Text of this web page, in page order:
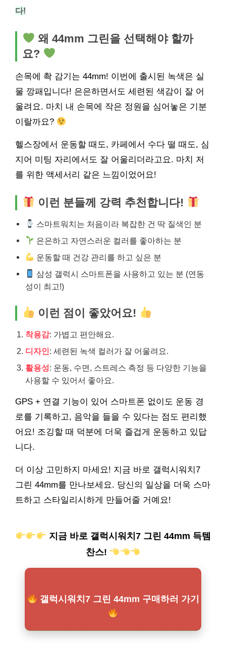
다!
왜 44mm 그린을 선택해야 할까
요?
손목에 촥 감기는 44mm! 이번에 출시된 녹색은 실
물 깡패입니다! 은은하면서도 세련된 색감이 잘 어
울려요. 마치 내 손목에 작은 정원을 심어놓은 기분
이랄까요?
헬스장에서 운동할 때도, 카페에서 수다 떨 때도, 심
지어 미팅 자리에서도 잘 어울리더라고요. 마치 저
를 위한 액세서리 같은 느낌이었어요!
이런 분들께 강력 추천합니다!
스마트워치는 처음이라 복잡한 건 딱 질색인 분
은은하고 자연스러운 컬러를 좋아하는 분
운동할 때 건강 관리를 하고 싶은 분
삼성 갤럭시 스마트폰을 사용하고 있는 분 (연동
성이 최고!)
이런 점이 좋았어요!
착용감: 가볍고 편안해요.
디자인: 세련된 녹색 컬러가 잘 어울려요.
활용성: 운동, 수면, 스트레스 측정 등 다양한 기능을
사용할 수 있어서 좋아요.
GPS + 연결 기능이 있어 스마트폰 없이도 운동 경
로를 기록하고, 음악을 들을 수 있다는 점도 편리했
어요! 조깅할 때 덕분에 더욱 즐겁게 운동하고 있답
니다.
더 이상 고민하지 마세요! 지금 바로 갤럭시워치7
그린 44mm를 만나보세요. 당신의 일상을 더욱 스마
트하고 스타일리시하게 만들어줄 거예요!
지금 바로 갤럭시워치7 그린 44mm 득템
찬스!
갤럭시워치7 그린 44mm 구매하러 가기